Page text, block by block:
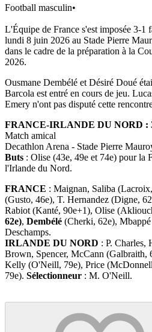
Football masculin•
L'Équipe de France s'est imposée 3-1
lundi 8 juin 2026 au Stade Pierre
dans le cadre de la préparation à la
2026.
Ousmane Dembélé et Désiré Doué
Barcola est entré en cours de jeu.
Emery n'ont pas disputé cette
FRANCE-IRLANDE DU NORD :
Match amical
Decathlon Arena - Stade Pierre
Buts : Olise (43e, 49e et 74e) pour la
l'Irlande du Nord.
FRANCE : Maignan, Saliba
(Gusto, 46e), T. Hernandez (Digne,
Rabiot (Kanté, 90e+1), Olise
62e), Dembélé (Cherki, 62e),
Deschamps.
IRLANDE DU NORD : P. Charles,
Brown, Spencer, McCann (Galbraith,
Kelly (O'Neill, 79e), Price
79e). Sélectionneur : M. O'Neill.